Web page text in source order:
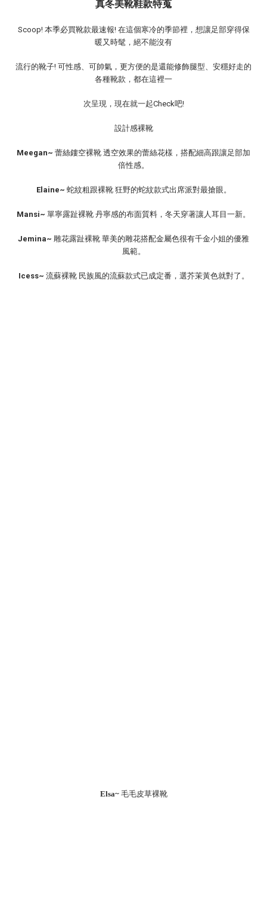
真冬美靴鞋款特蒐
Scoop! 本季必買靴款最速報! 在這個寒冷的季節裡，想讓足部穿得保
暖又時髦，絕不能沒有
流行的靴子! 可性感、可帥氣，更方便的是還能修飾腿型、安穩好走的
各種靴款，都在這裡一
次呈現，現在就一起Check吧!
設計感裸靴
Meegan~ 蕾絲鏤空裸靴 透空效果的蕾絲花樣，搭配細高跟讓足部加
倍性感。
Elaine~ 蛇紋粗跟裸靴 狂野的蛇紋款式出席派對最搶眼。
Mansi~ 單寧露趾裸靴 丹寧感的布面質料，冬天穿著讓人耳目一新。
Jemina~ 雕花露趾裸靴 華美的雕花搭配金屬色很有千金小姐的優雅
風範。
Icess~ 流蘇裸靴 民族風的流蘇款式已成定番，選芥茉黃色就對了。
Elsa~毛毛皮草裸靴